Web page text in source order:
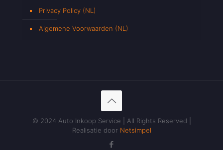
Privacy Policy (NL)
Algemene Voorwaarden (NL)
© 2024 Auto Inkoop Service | All Rights Reserved |
Realisatie door Netsimpel